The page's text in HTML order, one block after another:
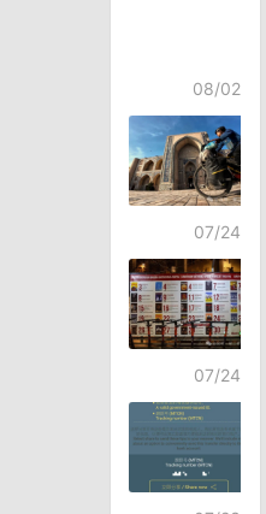
08/02
07/24
07/24